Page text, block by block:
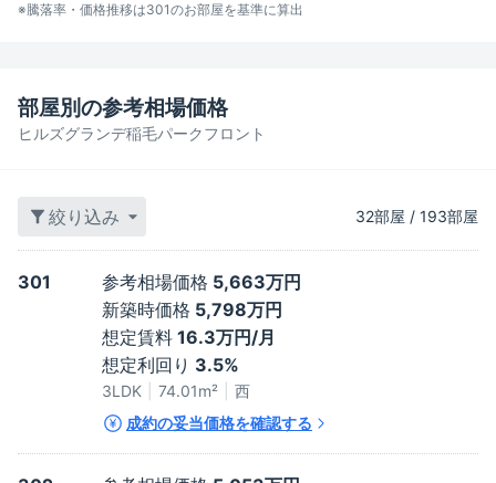
※騰落率・価格推移は301のお部屋を基準に算出
ヒルズグランデ稲毛パークフロント
部屋別の参考相場価格
絞り込み 32部屋 / 193部屋
301 参考相場価格 5,663万円
新築時価格 5,798万円
想定賃料 16.3万円/月
想定利回り 3.5%
3LDK 74.01m²
西
成約の妥当価格を確認する